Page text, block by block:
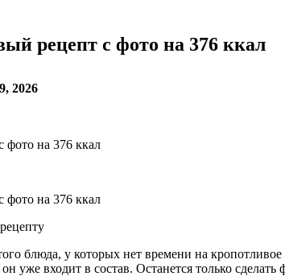
рецепт с фото на 376 ккал
2026
блюда, у которых нет времени на
уже входит в состав. Останется только